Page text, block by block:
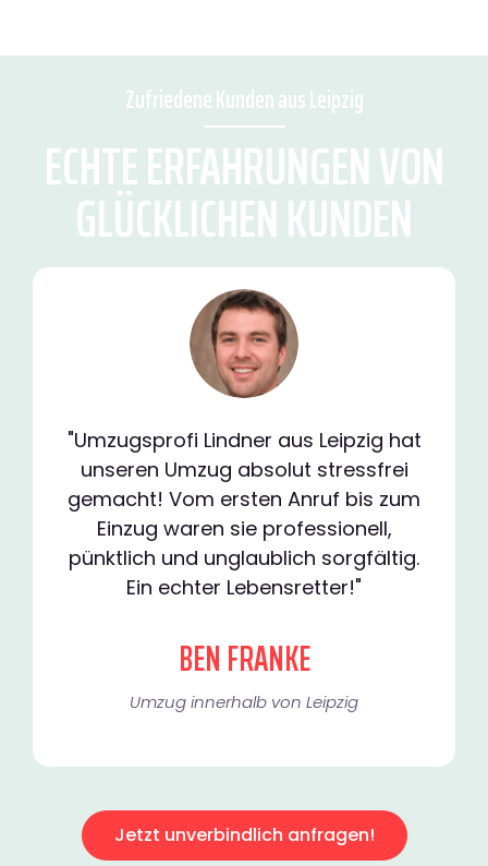
Zufriedene Kunden aus Leipzig
ECHTE ERFAHRUNGEN VON
GLÜCKLICHEN KUNDEN
"Umzugsprofi Lindner aus Leipzig hat
unseren Umzug absolut stressfrei
gemacht! Vom ersten Anruf bis zum
Einzug waren sie professionell,
pünktlich und unglaublich sorgfältig.
Ein echter Lebensretter!"
BEN FRANKE
Umzug innerhalb von Leipzig​
Jetzt unverbindlich anfragen!